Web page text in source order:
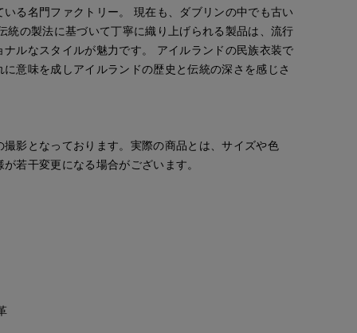
る名門ファクトリー。 現在も、ダブリンの中でも古い
統の製法に基づいて丁寧に織り上げられる製品は、流行
ルなスタイルが魅力です。 アイルランドの民族衣装で
意味を成しアイルランドの歴史と伝統の深さを感じさ
撮影となっております。実際の商品とは、サイズや色
若干変更になる場合がございます。